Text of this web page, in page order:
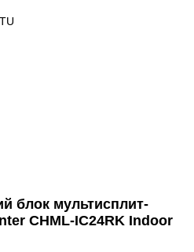
блок мультисплит-
CHML-IC24RK Indoor